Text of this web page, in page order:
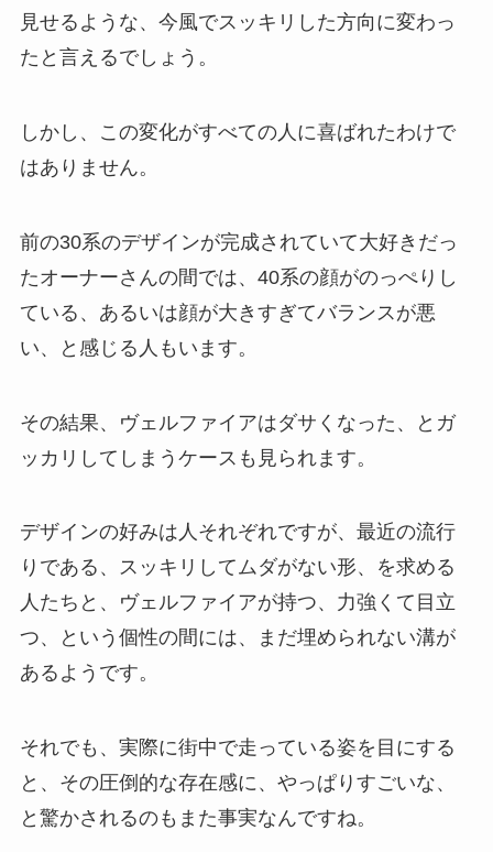
見せるような、今風でスッキリした方向に変わっ
たと言えるでしょう。
しかし、この変化がすべての人に喜ばれたわけで
はありません。
前の30系のデザインが完成されていて大好きだっ
たオーナーさんの間では、40系の顔がのっぺりし
ている、あるいは顔が大きすぎてバランスが悪
い、と感じる人もいます。
その結果、ヴェルファイアはダサくなった、とガ
ッカリしてしまうケースも見られます。
デザインの好みは人それぞれですが、最近の流行
りである、スッキリしてムダがない形、を求める
人たちと、ヴェルファイアが持つ、力強くて目立
つ、という個性の間には、まだ埋められない溝が
あるようです。
それでも、実際に街中で走っている姿を目にする
と、その圧倒的な存在感に、やっぱりすごいな、
と驚かされるのもまた事実なんですね。